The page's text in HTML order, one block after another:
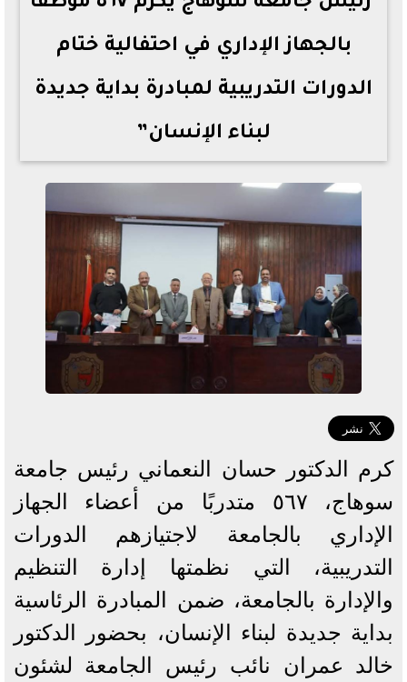
بالجهاز الإداري في احتفالية ختام
الدورات التدريبية لمبادرة بداية جديدة
لبناء الإنسان”
كرم الدكتور حسان النعماني رئيس جامعة
سوهاج، ٥٦٧ متدربًا من أعضاء الجهاز
الإداري بالجامعة لاجتيازهم الدورات
التدريبية، التي نظمتها إدارة التنظيم
والإدارة بالجامعة، ضمن المبادرة الرئاسية
بداية جديدة لبناء الإنسان، بحضور الدكتور
خالد عمران نائب رئيس الجامعة لشئون